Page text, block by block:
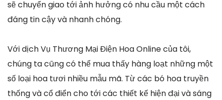
sẽ chuyển giao tới ảnh hưởng có nhu cầu một cách
đáng tin cậy và nhanh chóng.
Với dịch Vụ Thương Mại Điện Hoa Online của tôi,
chúng ta cũng có thể mua thấy hàng loạt những một
số loại hoa tươi nhiều mẫu mã. Từ các bó hoa truyền
thống và cổ điển cho tới các thiết kế hiện đại và sáng